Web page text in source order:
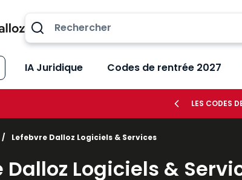
IA Juridique Codes de rentrée 2027
LES CODES
/ Lefebvre Dalloz Logiciels & Services
Dalloz Logiciels &